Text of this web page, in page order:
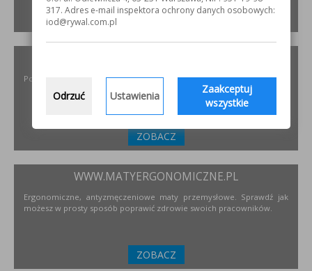
ZOBACZ
Polski producent materiałów ściernych dla przemysłu
ZOBACZ
WWW.MATYERGONOMICZNE.PL
Ergonomiczne, antyzmęczeniowe maty przemysłowe. Sprawdź jak
możesz w prosty sposób poprawić zdrowie swoich pracowników.
ZOBACZ
317. Adres e-mail inspektora ochrony danych osobowych:
iod@rywal.com.pl
Odrzuć Ustawienia
Zaakceptuj
wszystkie